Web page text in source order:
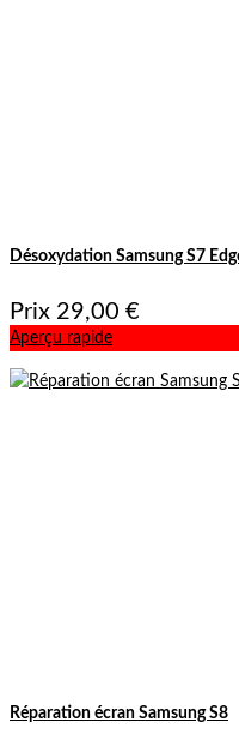
Désoxydation Samsung S7
Prix 29,00 €
Aperçu rapide
Réparation écran Samsung S8